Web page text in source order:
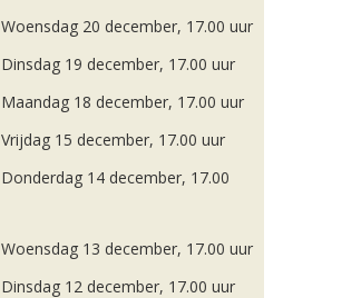
Woensdag 20 december, 17.00 uur
Dinsdag 19 december, 17.00 uur
Maandag 18 december, 17.00 uur
Vrijdag 15 december, 17.00 uur
Donderdag 14 december, 17.00
Woensdag 13 december, 17.00 uur
Dinsdag 12 december, 17.00 uur